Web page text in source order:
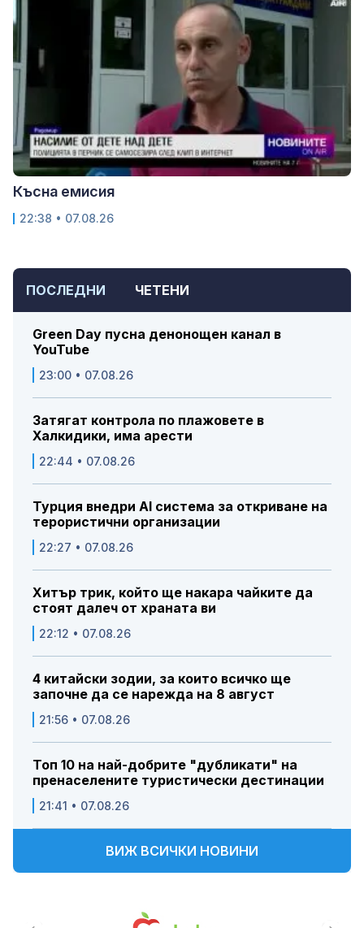
ПОСЛЕДНИ ЧЕТЕНИ
Green Day пусна денонощен канал в
YouTube
23:00 • 07.08.26
Затягат контрола по плажовете в
Халкидики, има арести
22:44 • 07.08.26
Турция внедри AI система за откриване на
терористични организации
22:27 • 07.08.26
Хитър трик, който ще накара чайките да
стоят далеч от храната ви
22:12 • 07.08.26
4 китайски зодии, за които всичко ще
започне да се нарежда на 8 август
21:56 • 07.08.26
Топ 10 на най-добрите "дубликати" на
пренаселените туристически дестинации
21:41 • 07.08.26
ВИЖ ВСИЧКИ НОВИНИ
Късна емисия
22:38 • 07.08.26